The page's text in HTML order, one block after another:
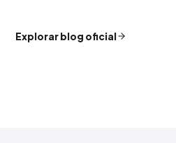
Explorar blog oficial